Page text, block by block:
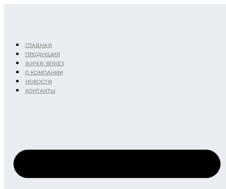
ГЛАВНАЯ
ПРОДУКЦИЯ
SUPER SERIES
О КОМПАНИИ
НОВОСТИ
КОНТАКТЫ